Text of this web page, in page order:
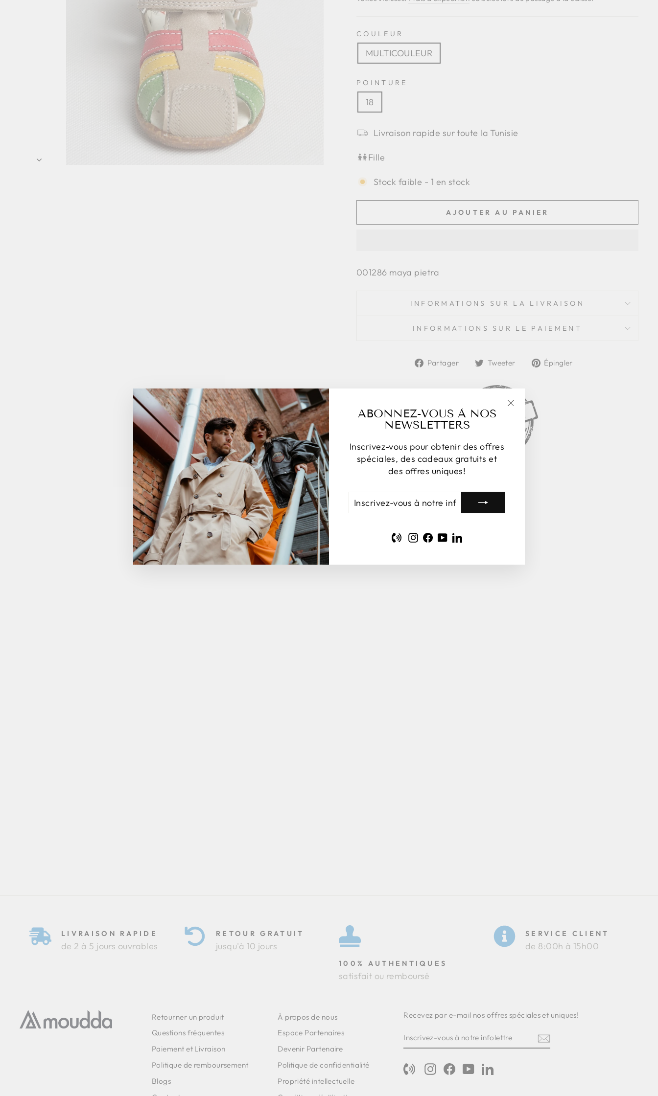
ABONNEZ-VOUS À NOS
NEWSLETTERS
Inscrivez-vous pour obtenir des offres
spéciales, des cadeaux gratuits et
des offres uniques!
VOUS
À
INFOLETTREPhoneInstagram
Facebook
YouTubeLinkedIn
"Fermer
(Esc)"
COULEUR
MULTICOULEUR
POINTURE
18
Livraison rapide sur toute la Tunisie
Fille
Stock faible - 1 en stock
AJOUTER AU PANIER
001286 maya pietra
INFORMATIONS SUR LA LIVRAISON
INFORMATIONS SUR LE PAIEMENT
Partager
Partager
Facebook
Tweeter
TweeterÉpingler
VOUS AIMEREZ AUSSI
LIVRAISON RAPIDE
de 2 à 5 jours ouvrables
RETOUR GRATUIT
jusqu'à 10 jours
100% AUTHENTIQUES
satisfait ou remboursé
SERVICE CLIENT
de 8:00h à 15h00
Retourner un produit
Questions fréquentes
Paiement et Livraison
Politique de remboursement
Blogs
À propos de nous
Espace Partenaires
Devenir Partenaire
Politique de confidentialité
Propriété intellectuelle
Recevez par e-mail nos offres spéciales et uniques!
VOUS
À
INFOLETTRE
PhoneInstagramFacebook
YouTubeLinkedIn